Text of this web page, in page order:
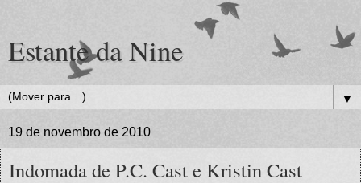
Estante da Nine
▼
19 de novembro de 2010
Indomada de P.C. Cast e Kristin Cast